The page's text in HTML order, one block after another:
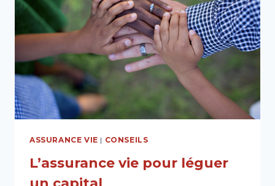
ASSURANCE VIE | CONSEILS
L’assurance vie pour léguer